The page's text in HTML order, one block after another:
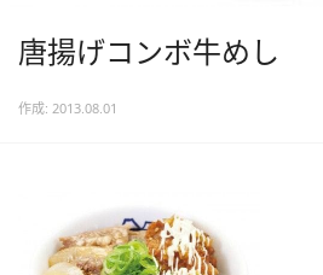
唐揚げコンボ牛めし
作成: 2013.08.01